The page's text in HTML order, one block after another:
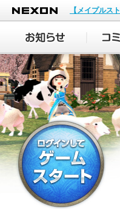
NEXON
【メイプルス